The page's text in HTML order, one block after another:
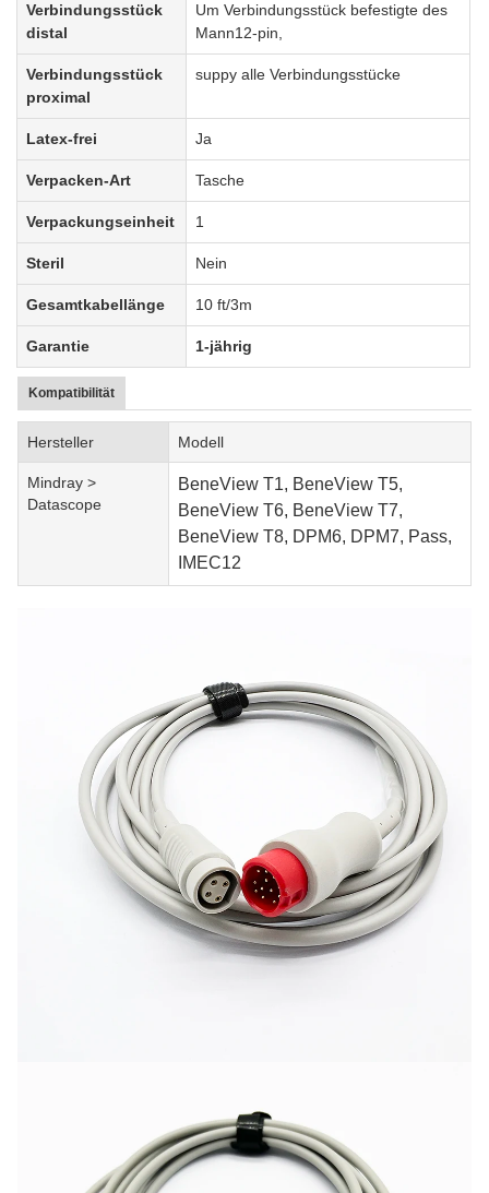
Verbindungsstück
distal
Um Verbindungsstück befestigte des
Mann12-pin,
Verbindungsstück
proximal
suppy alle Verbindungsstücke
Latex-frei Ja
Verpacken-Art Tasche
Verpackungseinheit 1
Steril Nein
Gesamtkabellänge 10 ft/3m
Garantie 1-jährig
Kompatibilität
Hersteller Modell
Mindray >
Datascope
BeneView T1, BeneView T5,
BeneView T6, BeneView T7,
BeneView T8, DPM6, DPM7, Pass,
IMEC12